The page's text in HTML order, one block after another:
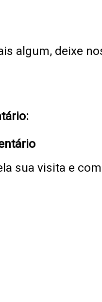
algum, deixe
sua visita e